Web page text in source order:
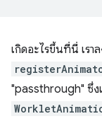
เกิดอะไรขึ้นที่นี่ เรา
"passthrough" ซึ่ง